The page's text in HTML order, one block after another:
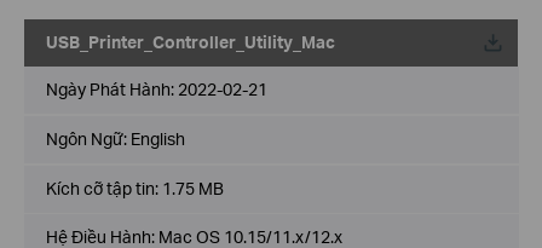
USB_Printer_Controller_Utility_Mac
Về
Ngày Phát Hành: 2022-02-21
Ngôn Ngữ: English
Kích cỡ tập tin: 1.75 MB
Hệ Điều Hành: Mac OS 10.15/11.x/12.x